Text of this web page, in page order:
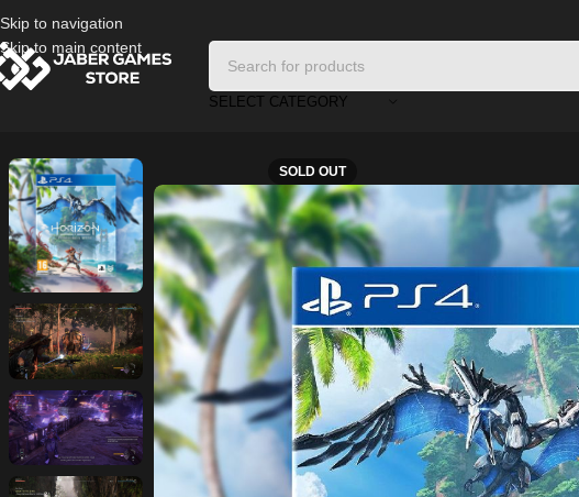
Skip to navigation
Skip to main content
SELECT CATEGORY
Playstation Games And Accessories/ Horizon Forbidden West – PS4 Game
SOLD OUT